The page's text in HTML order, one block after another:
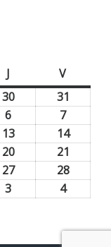
J Vviernes
3030
2026
31
2026
6
agosto,
2026
77
agosto,
2026
1313
agosto,
2026
1414
2026
2020
agosto,
21
agosto,
2727
2828
3 44